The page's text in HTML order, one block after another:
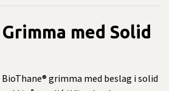
med Solid
grimma med beslag i solid